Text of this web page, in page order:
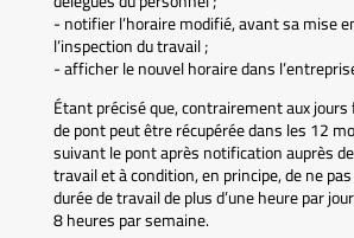
- notifier l’horaire modifié, avant sa mise
l’inspection du travail ;
- afficher le nouvel horaire dans
Étant précisé que, contrairement aux
de pont peut être récupérée dans les 12
suivant le pont après notification auprès
travail et à condition, en principe, de ne
durée de travail de plus d’une heure par
8 heures par semaine.